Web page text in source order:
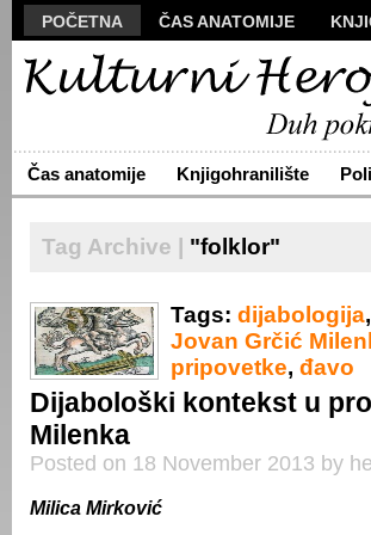
POČETNA ČAS ANATOMIJE
MANUSKRIPT
VIZUALI
ARHIVA
O NAMA ŽIVA REČ
Čas anatomije Knjigohranilište
Tag Archive | "folklor"
Tags: dijabologija,
Jovan Grčić
pripovetke, đavo
Dijabološki kontekst u
Milenka
Posted on 18 November 2013 by
Milica Mirković